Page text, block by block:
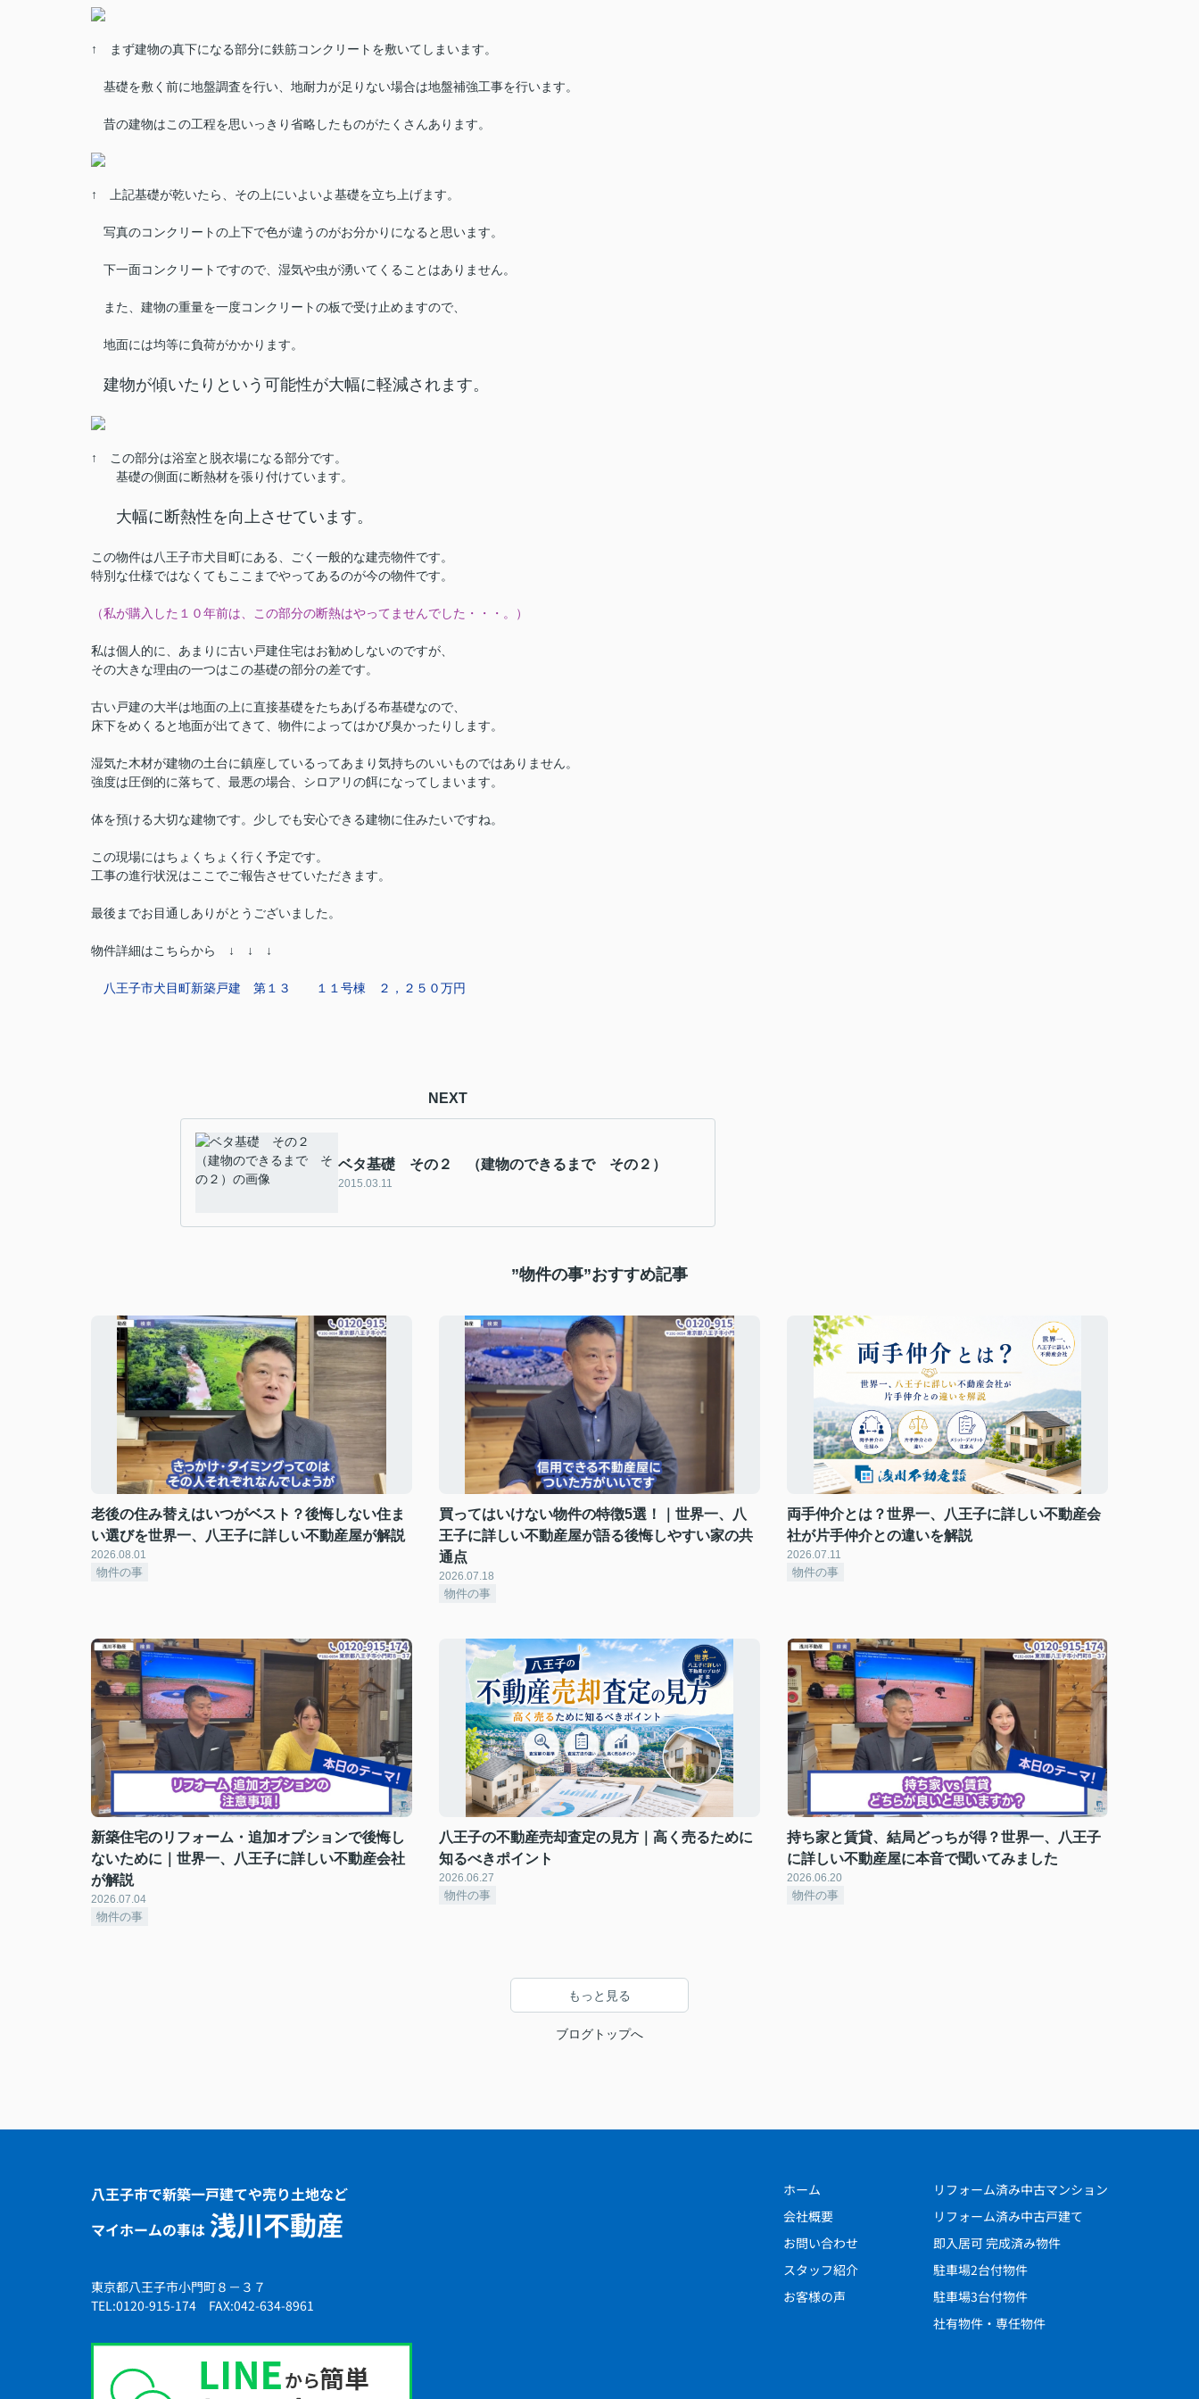
↑ まず建物の真下になる部分に鉄筋コンクリートを敷いてしまいます。
基礎を敷く前に地盤調査を行い、地耐力が足りない場合は地盤補強工事を行います。
昔の建物はこの工程を思いっきり省略したものがたくさんあります。
↑ 上記基礎が乾いたら、その上にいよいよ基礎を立ち上げます。
写真のコンクリートの上下で色が違うのがお分かりになると思います。
下一面コンクリートですので、湿気や虫が湧いてくることはありません。
また、建物の重量を一度コンクリートの板で受け止めますので、
地面には均等に負荷がかかります。
建物が傾いたりという可能性が大幅に軽減されます。
↑ この部分は浴室と脱衣場になる部分です。
基礎の側面に断熱材を張り付けています。
大幅に断熱性を向上させています。
この物件は八王子市犬目町にある、ごく一般的な建売物件です。
特別な仕様ではなくてもここまでやってあるのが今の物件です。
（私が購入した１０年前は、この部分の断熱はやってませんでした・・・。）
私は個人的に、あまりに古い戸建住宅はお勧めしないのですが、
その大きな理由の一つはこの基礎の部分の差です。
古い戸建の大半は地面の上に直接基礎をたちあげる布基礎なので、
床下をめくると地面が出てきて、物件によってはかび臭かったりします。
湿気た木材が建物の土台に鎮座しているってあまり気持ちのいいものではありません。
強度は圧倒的に落ちて、最悪の場合、シロアリの餌になってしまいます。
体を預ける大切な建物です。少しでも安心できる建物に住みたいですね。
この現場にはちょくちょく行く予定です。
工事の進行状況はここでご報告させていただきます。
最後までお目通しありがとうございました。
物件詳細はこちらから ↓ ↓ ↓
八王子市犬目町新築戸建 第１３ １１号棟 ２，２５０万円
NEXT
ベタ基礎 その２ （建物のできるまで その２）
2015.03.11
”物件の事”おすすめ記事
老後の住み替えはいつがベスト？後悔しない住ま
い選びを世界一、八王子に詳しい不動産屋が解説
2026.08.01
物件の事
買ってはいけない物件の特徴5選！｜世界一、八
王子に詳しい不動産屋が語る後悔しやすい家の共
通点
2026.07.18
物件の事
両手仲介とは？世界一、八王子に詳しい不動産会
社が片手仲介との違いを解説
2026.07.11
物件の事
新築住宅のリフォーム・追加オプションで後悔し
ないために｜世界一、八王子に詳しい不動産会社
が解説
2026.07.04
物件の事
八王子の不動産売却査定の見方｜高く売るために
知るべきポイント
2026.06.27
物件の事
持ち家と賃貸、結局どっちが得？世界一、八王子
に詳しい不動産屋に本音で聞いてみました
2026.06.20
物件の事
もっと見る
ブログトップへ
八王子市で新築一戸建てや売り土地など
マイホームの事は 浅川不動産
東京都八王子市小門町８－３７
TEL:0120-915-174 FAX:042-634-8961
ホーム
会社概要
お問い合わせ
スタッフ紹介
お客様の声
リフォーム済み中古マンション
リフォーム済み中古戸建て
即入居可 完成済み物件
駐車場2台付物件
駐車場3台付物件
社有物件・専任物件